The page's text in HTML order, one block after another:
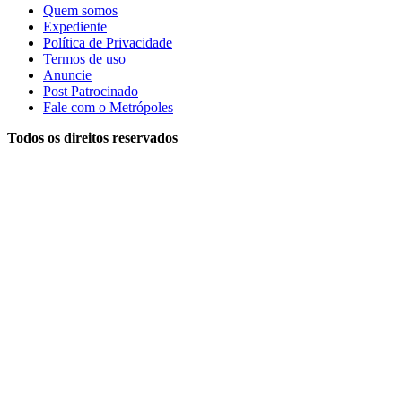
Quem somos
Expediente
Política de Privacidade
Termos de uso
Anuncie
Post Patrocinado
Fale com o Metrópoles
Todos os direitos reservados